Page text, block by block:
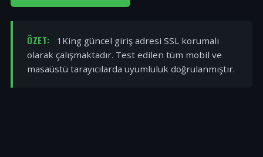
ÖZET:
1King güncel giriş adresi SSL korumalı
olarak çalışmaktadır. Test edilen tüm mobil ve
masaüstü tarayıcılarda uyumluluk doğrulanmıştır.